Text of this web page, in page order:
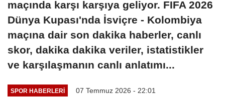
maçında karşı karşıya geliyor. FIFA 2026
Dünya Kupası'nda İsviçre - Kolombiya
maçına dair son dakika haberler, canlı
skor, dakika dakika veriler, istatistikler
ve karşılaşmanın canlı anlatımı...
SPOR HABERLERI 07 Temmuz 2026 - 22:01